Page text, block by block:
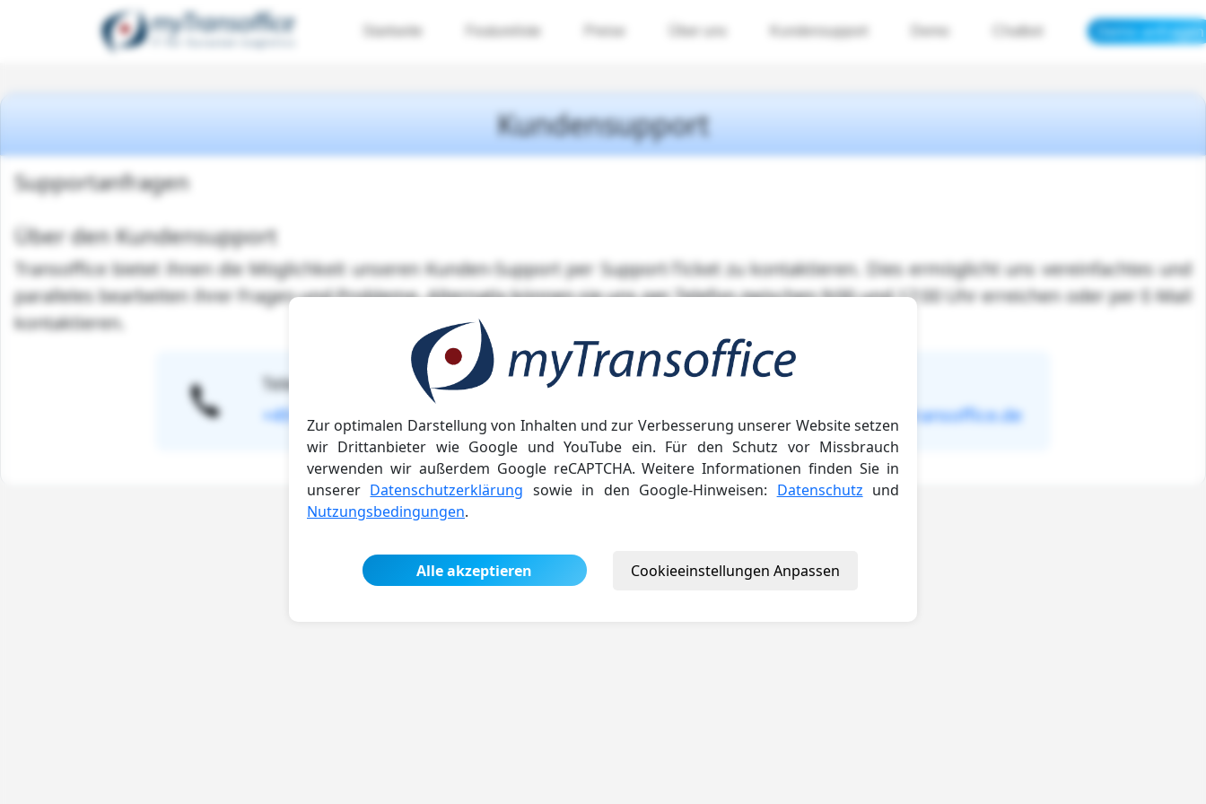
Zur optimalen Darstellung von Inhalten und zur Verbesserung unserer Website setzen
wir Drittanbieter wie Google und YouTube ein. Für den Schutz vor Missbrauch
verwenden wir außerdem Google reCAPTCHA. Weitere Informationen finden Sie in
unserer Datenschutzerklärung sowie in den Google-Hinweisen: Datenschutz und
Nutzungsbedingungen.
Alle akzeptieren Cookieeinstellungen Anpassen
Startseite Featureliste Über uns Kundensupport Chatbot Demo anfragen
Kundensupport
Supportanfragen
Über den Kundensupport
Transoffice bietet ihnen die Möglichkeit unseren Kunden-Support per Support-Ticket zu kontaktieren. Dies ermöglicht uns vereinfachtes und
paralleles bearbeiten ihrer Fragen und Probleme. Alternativ können sie uns per Telefon zwischen 9:00 und 17:00 Uhr erreichen oder per E-Mail
kontaktieren.
Telefon
+49 6172-388108-9
info@mytransoffice.de